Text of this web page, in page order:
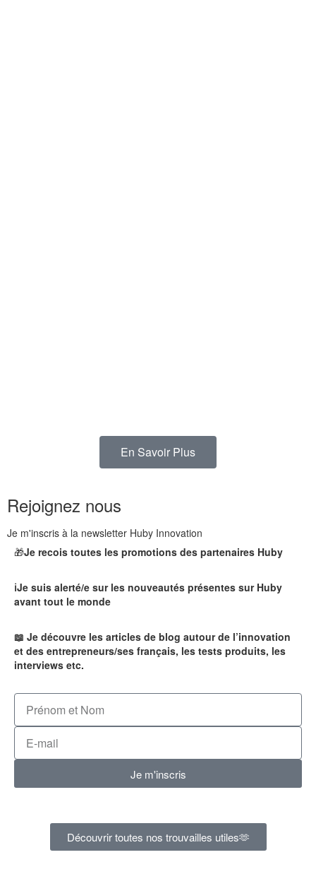
En Savoir Plus
Rejoignez nous
Je m'inscris à la newsletter Huby Innovation
🎁Je recois toutes les promotions des partenaires Huby
ℹ️Je suis alerté/e sur les nouveautés présentes sur Huby
avant tout le monde
📖 Je découvre les articles de blog autour de l’innovation
et des entrepreneurs/ses français, les tests produits, les
interviews etc.
Je m'inscris
Découvrir toutes nos trouvailles utiles🫶